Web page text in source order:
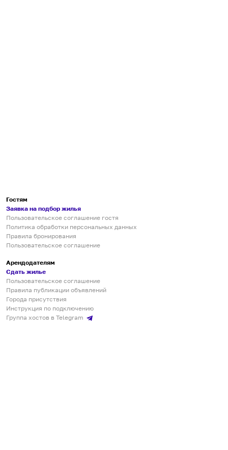
Гостям
Заявка на подбор жилья
Пользовательское соглашение гостя
Политика обработки персональных данных
Правила бронирования
Пользовательское соглашение
Арендодателям
Сдать жилье
Пользовательское соглашение
Правила публикации объявлений
Города присутствия
Инструкция по подключению
Группа хостов в Telegram